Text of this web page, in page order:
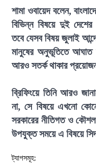
শামা ওবায়েদ বলেন,
বিভিন্ন বিষয়ে দুই
তবে যেসব বিষয় জুলাই
মানুষের অনুভূতিতে আঘাত
আরও সতর্ক থাকার
ব্রিফিংয়ে তিনি আরও
না, সে বিষয়ে এখনো
সরকারের নীতিগত ও
উপযুক্ত সময়ে এ বিষয়ে
ট্যাগসমূহ: